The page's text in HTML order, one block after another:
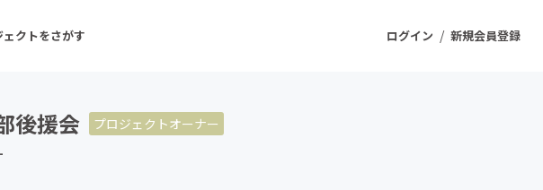
ログイン / 新規会員登録
ェクトをさがす
後援会
プロジェクトオーナー